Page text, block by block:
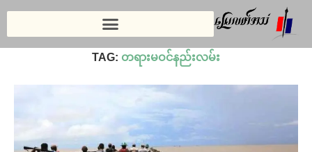
တရားမဝင်နည်းလမ်း
TAG: တရားမဝင်နည်းလမ်း